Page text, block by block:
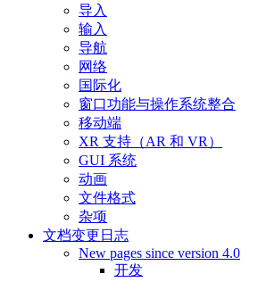
导入
输入
导航
网络
国际化
窗口功能与操作系统整合
移动端
XR 支持（AR 和 VR）
GUI 系统
动画
文件格式
杂项
文档变更日志
New pages since version 4.0
开发